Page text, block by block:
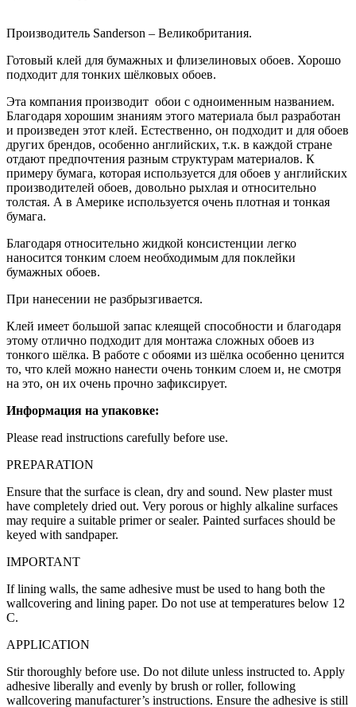
Производитель Sanderson – Великобритания.
Готовый клей для бумажных и флизелиновых обоев. Хорошо
подходит для тонких шёлковых обоев.
Эта компания производит обои с одноименным названием.
Благодаря хорошим знаниям этого материала был разработан
и произведен этот клей. Естественно, он подходит и для обоев
других брендов, особенно английских, т.к. в каждой стране
отдают предпочтения разным структурам материалов. К
примеру бумага, которая используется для обоев у английских
производителей обоев, довольно рыхлая и относительно
толстая. А в Америке используется очень плотная и тонкая
бумага.
Благодаря относительно жидкой консистенции легко
наносится тонким слоем необходимым для поклейки
бумажных обоев.
При нанесении не разбрызгивается.
Клей имеет большой запас клеящей способности и благодаря
этому отлично подходит для монтажа сложных обоев из
тонкого шёлка. В работе с обоями из шёлка особенно ценится
то, что клей можно нанести очень тонким слоем и, не смотря
на это, он их очень прочно зафиксирует.
Информация на упаковке:
Please read instructions carefully before use.
PREPARATION
Ensure that the surface is clean, dry and sound. New plaster must
have completely dried out. Very porous or highly alkaline surfaces
may require a suitable primer or sealer. Painted surfaces should be
keyed with sandpaper.
IMPORTANT
If lining walls, the same adhesive must be used to hang both the
wallcovering and lining paper. Do not use at temperatures below 12
C.
APPLICATION
Stir thoroughly before use. Do not dilute unless instructed to. Apply
adhesive liberally and evenly by brush or roller, following
wallcovering manufacturer’s instructions. Ensure the adhesive is still